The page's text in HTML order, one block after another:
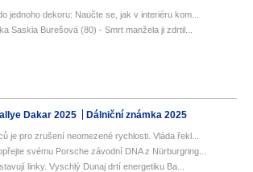
jednoho dekoru: Naučte se, jak v interiéru kom...
Saskia Burešová (80) - Smrt manžela ji zdrtil...
Dakar 2025 Dálniční známka 2025
je pro zrušení neomezené rychlosti. Vláda řekl...
svému Porsche závodní DNA z Nürburgring...
linky. Vyschlý Dunaj drtí energetiku Ba...